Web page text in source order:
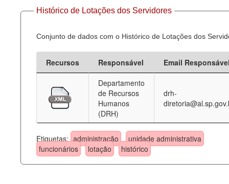
ContatoHistórico de Lotações dos Servidores
Conjunto de dados com o Histórico de Lotações dos
Recursos Responsável
Email
Departamento
de Recursos
Humanos
(DRH)
drh-
Etiquetas: administração
unidade administrativa
funcionários
lotação histórico